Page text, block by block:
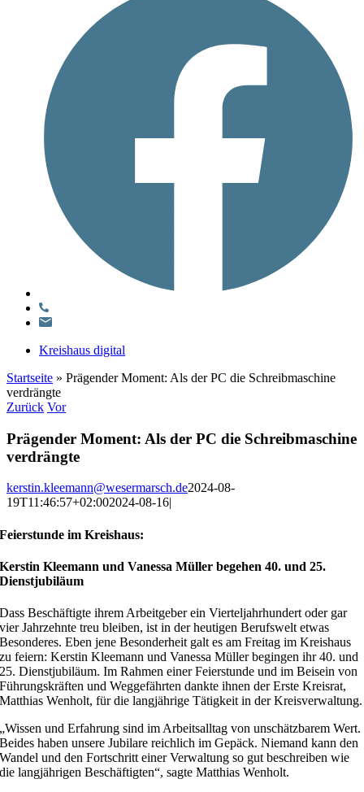
Kreishaus digital
Startseite » Prägender Moment: Als der PC die Schreibmaschine
verdrängte
Zurück Vor
Prägender Moment: Als der PC die Schreibmaschine
verdrängte
kerstin.kleemann@wesermarsch.de2024-08-
19T11:46:57+02:002024-08-16|
Feierstunde im Kreishaus:
Kerstin Kleemann und Vanessa Müller begehen 40. und 25.
Dienstjubiläum
Dass Beschäftigte ihrem Arbeitgeber ein Vierteljahrhundert oder gar
vier Jahrzehnte treu bleiben, ist in der heutigen Berufswelt etwas
Besonderes. Eben jene Besonderheit galt es am Freitag im Kreishaus
zu feiern: Kerstin Kleemann und Vanessa Müller begingen ihr 40. und
25. Dienstjubiläum. Im Rahmen einer Feierstunde und im Beisein von
Führungskräften und Weggefährten dankte ihnen der Erste Kreisrat,
Matthias Wenholt, für die langjährige Tätigkeit in der Kreisverwaltung.
„Wissen und Erfahrung sind im Arbeitsalltag von unschätzbarem Wert.
Beides haben unsere Jubilare reichlich im Gepäck. Niemand kann den
Wandel und den Fortschritt einer Verwaltung so gut beschreiben wie
die langjährigen Beschäftigten“, sagte Matthias Wenholt.